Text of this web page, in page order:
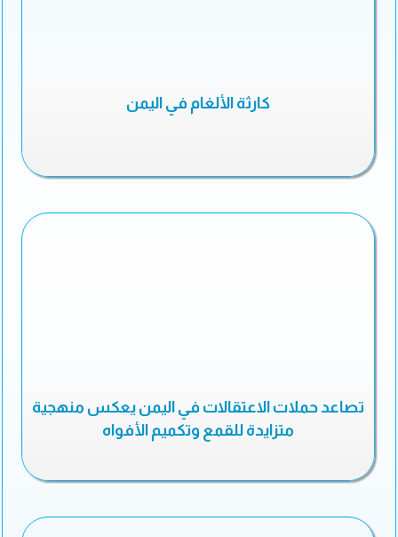
كارثة الألغام في اليمن
تصاعد حملات الاعتقالات في اليمن يعكس منهجية
متزايدة للقمع وتكميم الأفواه